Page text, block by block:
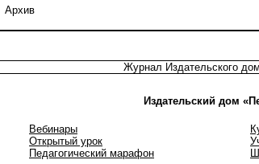
Архив
Журнал Издательского
Издательский дом
Вебинары
Открытый урок
Педагогический марафон